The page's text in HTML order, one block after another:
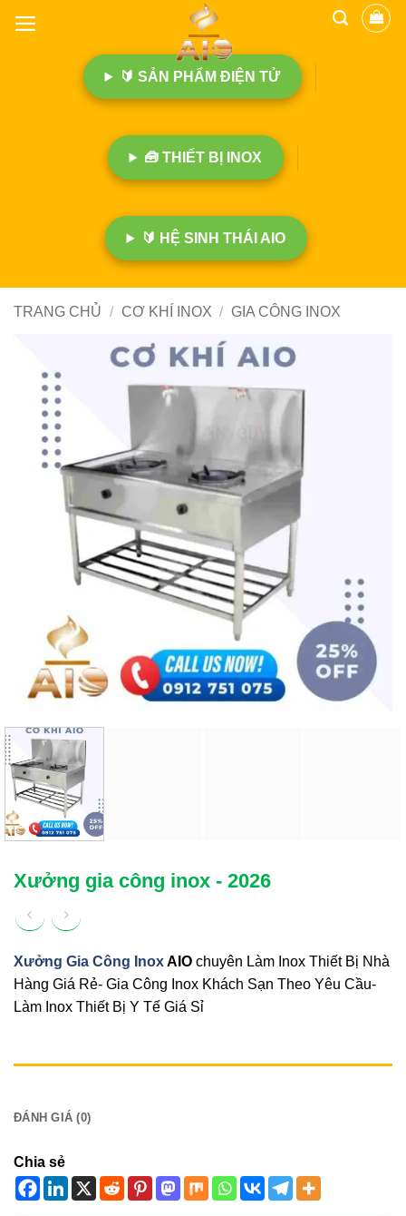
🔰 SẢN PHẨM ĐIỆN TỬ
🧰 THIẾT BỊ INOX
🔰 HỆ SINH THÁI AIO
TRANG CHỦ / CƠ KHÍ INOX / GIA CÔNG INOX
Xưởng gia công inox - 2026
Xưởng Gia Công InoxAIO chuyên Làm Inox Thiết Bị Nhà
Hàng Giá Rẻ- Gia Công Inox Khách Sạn Theo Yêu Cầu-
Làm Inox Thiết Bị Y Tế Giá Sỉ
ĐÁNH GIÁ (0)
Chia sẻ